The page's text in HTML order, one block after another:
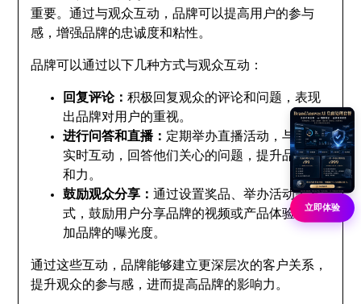
重要。通过与观众互动，品牌可以提高用户的参与
感，增强品牌的忠诚度和粘性。
品牌可以通过以下几种方式与观众互动：
回复评论：积极回复观众的评论和问题，表现
出品牌对用户的重视。
进行问答和直播： 定期举办直播活动，与观众
实时互动，回答他们关心的问题，提升品牌亲
和力。
鼓励观众分享：通过设置奖品、举办活动等方
式，鼓励用户分享品牌的视频或产品体验，增
加品牌的曝光度。
通过这些互动，品牌能够建立更深层次的客户关系，
提升观众的参与感，进而提高品牌的影响力。
立即体验